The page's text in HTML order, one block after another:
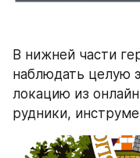
В нижней части
наблюдать целую
локацию из
рудники,